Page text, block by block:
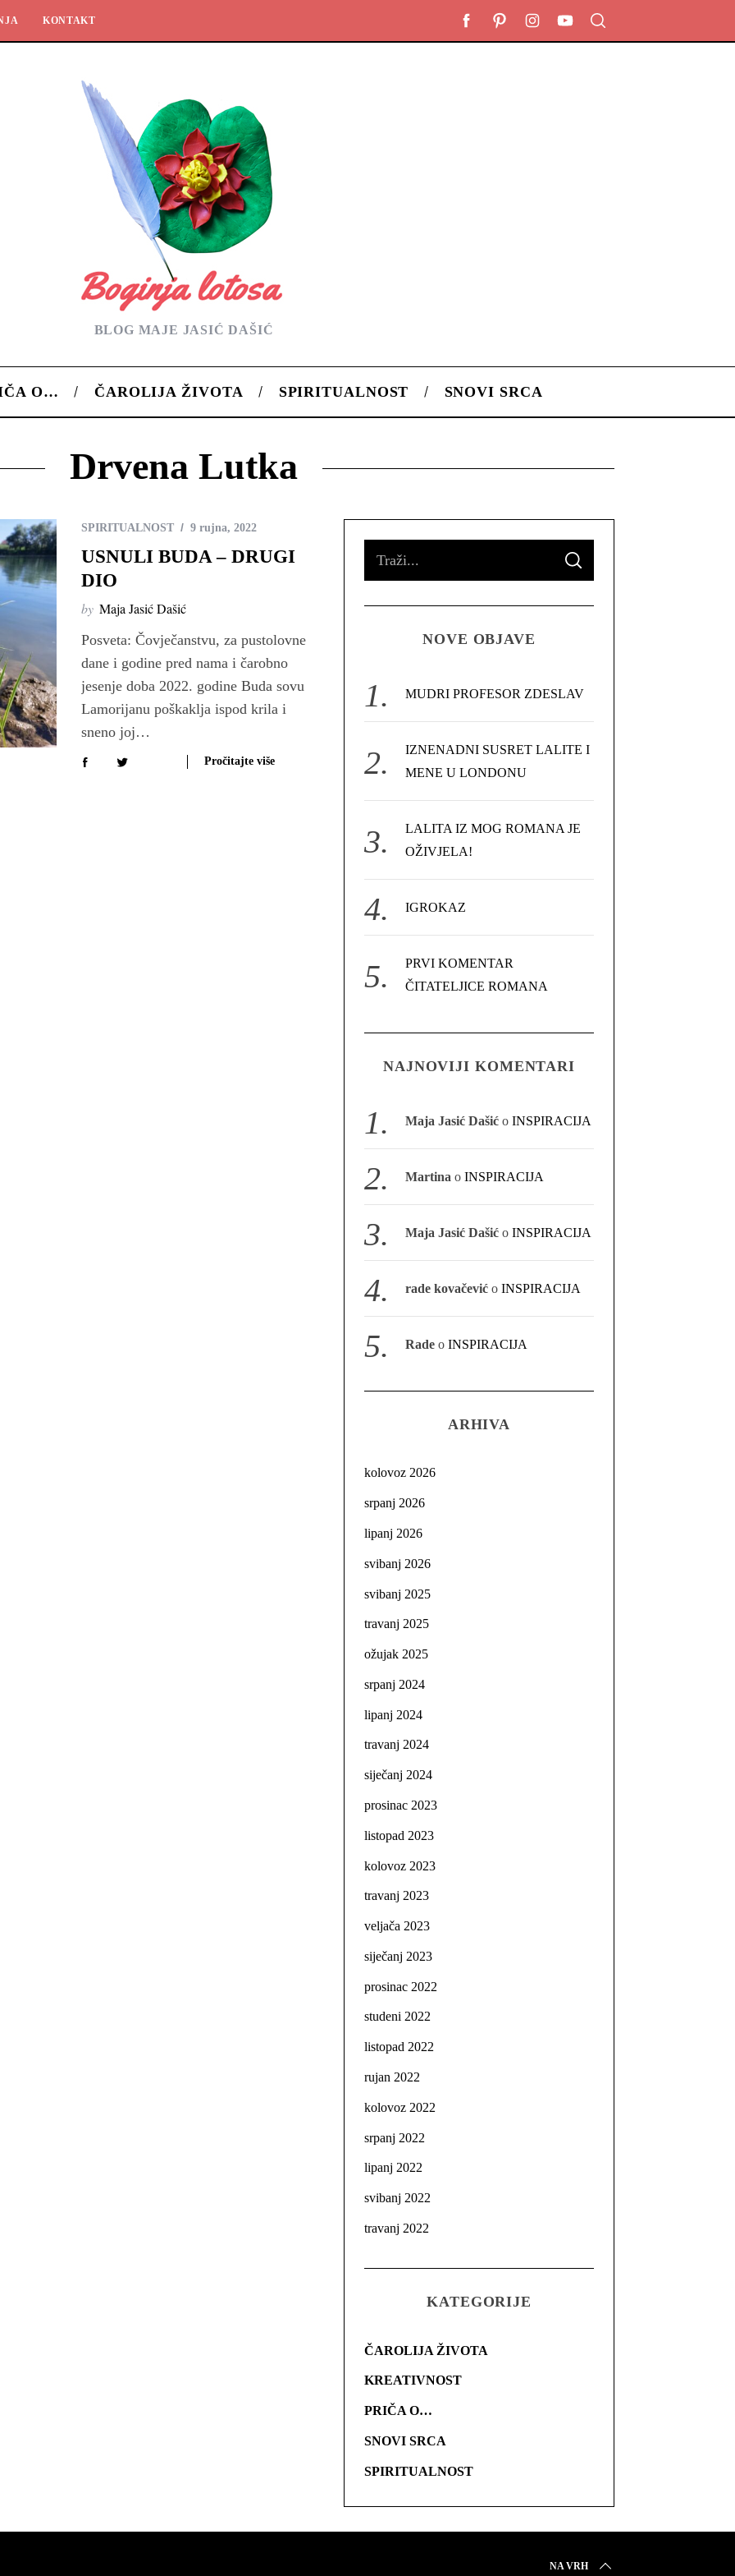
KONTAKT
BLOG MAJE JASIĆ DAŠIĆ
O… ČAROLIJA ŽIVOTA SPIRITUALNOST SNOVI SRCA
Drvena Lutka
SPIRITUALNOST 9 rujna, 2022
USNULI BUDA – DRUGI
DIO
by Maja Jasić Dašić
Posveta: Čovječanstvu, za pustolovne
dane i godine pred nama i čarobno
jesenje doba 2022. godine Buda sovu
Lamorijanu poškaklja ispod krila i
sneno joj…
Pročitajte više
o
S
A
C
NOVE OBJAVE
MUDRI PROFESOR ZDESLAV
IZNENADNI SUSRET LALITE I
MENE U LONDONU
LALITA IZ MOG ROMANA JE
OŽIVJELA!
IGROKAZ
PRVI KOMENTAR
ČITATELJICE ROMANA
NAJNOVIJI KOMENTARI
Maja Jasić Dašić oINSPIRACIJA
Martina oINSPIRACIJA
Maja Jasić Dašić oINSPIRACIJA
rade kovačević oINSPIRACIJA
Rade oINSPIRACIJA
ARHIVA
kolovoz 2026
srpanj 2026
lipanj 2026
svibanj 2026
svibanj 2025
travanj 2025
ožujak 2025
srpanj 2024
lipanj 2024
travanj 2024
siječanj 2024
prosinac 2023
listopad 2023
kolovoz 2023
travanj 2023
veljača 2023
siječanj 2023
prosinac 2022
studeni 2022
listopad 2022
rujan 2022
kolovoz 2022
srpanj 2022
lipanj 2022
svibanj 2022
travanj 2022
KATEGORIJE
ČAROLIJA ŽIVOTA
KREATIVNOST
PRIČA O…
SNOVI SRCA
SPIRITUALNOST
NA VRH